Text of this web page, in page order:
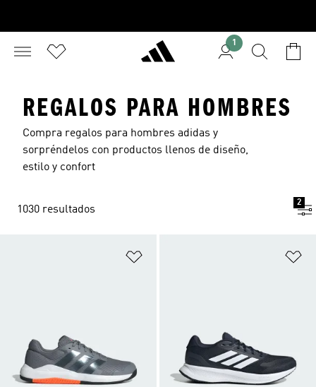
1
REGALOS PARA HOMBRES
Compra regalos para hombres adidas y
sorpréndelos con productos llenos de diseño,
estilo y confort
1030 resultados
2